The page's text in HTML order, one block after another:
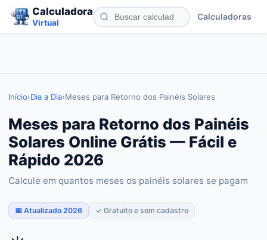
Calculadora
Virtual
Calculadoras
Início›Dia a Dia›Meses para Retorno dos Painéis Solares
Meses para Retorno dos Painéis
Solares Online Grátis — Fácil e
Rápido 2026
Calcule em quantos meses os painéis solares se pagam
📅 Atualizado 2026 ✓ Gratuito e sem cadastro